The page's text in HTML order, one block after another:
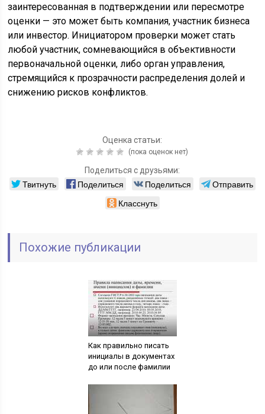
заинтересованная в подтверждении или пересмотре
оценки — это может быть компания, участник бизнеса
или инвестор. Инициатором проверки может стать
любой участник, сомневающийся в объективности
первоначальной оценки, либо орган управления,
стремящийся к прозрачности распределения долей и
снижению рисков конфликтов.
Оценка статьи:
(пока оценок нет)
Поделиться с друзьями:
Твитнуть Поделиться Поделиться
Отправить
Класснуть
Похожие публикации
Как правильно писать
инициалы в документах
до или после фамилии